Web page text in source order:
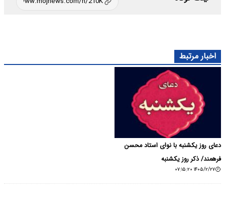
اخبار مرتبط
دعای روز یکشنبه با نوای استاد محسن
فرهمند/ ذکر روز یکشنبه
۱۴۰۵/۲/۲۷ ۰۷:۱۵:۲۰